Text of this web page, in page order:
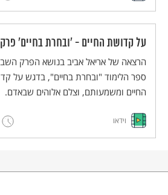
על קדושת החיים - 'ובחרת בחיים'
הרצאה של אריאל אביב בנושא הפרק
ספר הלימוד "ובחרת בחיים", בדגש על
החיים ומשמעותם, וצלם אלוהים שבאדם.
וידאו